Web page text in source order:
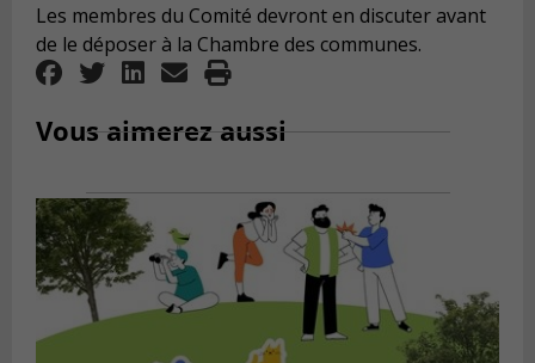
Les membres du Comité devront en discuter avant
de le déposer à la Chambre des communes.
Vous aimerez aussi